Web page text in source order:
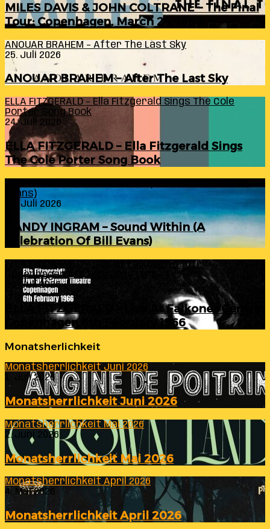
MILES DAVIS & JOHN COLTRANE – The Final
Tour: Copenhagen, March 24, 1960
ANOUAR BRAHEM – After The Last Sky
25. Juli 2026
ANOUAR BRAHEM – After The Last Sky
ELLA FITZGERALD – Ella Fitzgerald Sings The Cole
Porter Song Book
24. Juli 2026
ELLA FITZGERALD – Ella Fitzgerald Sings
The Cole Porter Song Book
Evans)
24. Juli 2026
RANDY INGRAM – Sound Within (A
Celebration Of Bill Evans)
ELLA FITZGERALD – Live At Falkoner Centre
Copenhagen 6th February 1966
23. Juli 2026
ELLA FITZGERALD – Live At Falkoner Centre
Copenhagen 6th February 1966
Monatsherlichkeit
Monatsherrlichkeit Juni 2026
1. Juli 2026
Monatsherrlichkeit Juni 2026
Monatsherrlichkeit Mai 2026
2. Juni 2026
Monatsherrlichkeit Mai 2026
Monatsherrlichkeit April 2026
4. Mai 2026
Monatsherrlichkeit April 2026